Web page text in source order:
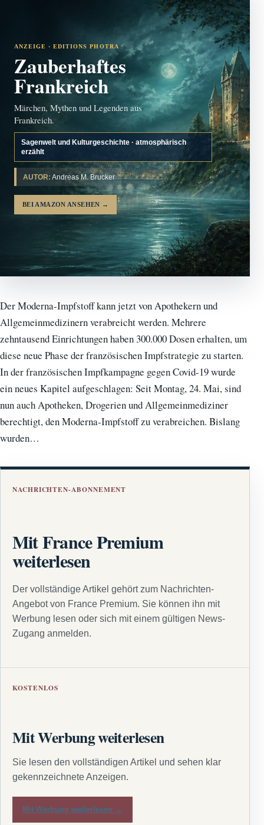
ANZEIGE · EDITIONS PHOTRA
Zauberhaftes
Frankreich
Märchen, Mythen und Legenden aus
Frankreich.
Sagenwelt und Kulturgeschichte · atmosphärisch
erzählt
AUTOR: Andreas M. Brucker
BEI AMAZON ANSEHEN →
Der Moderna-Impfstoff kann jetzt von Apothekern und
Allgemeinmedizinern verabreicht werden. Mehrere
zehntausend Einrichtungen haben 300.000 Dosen erhalten, um
diese neue Phase der französischen Impfstrategie zu starten.
In der französischen Impfkampagne gegen Covid-19 wurde
ein neues Kapitel aufgeschlagen: Seit Montag, 24. Mai, sind
nun auch Apotheken, Drogerien und Allgemeinmediziner
berechtigt, den Moderna-Impfstoff zu verabreichen. Bislang
wurden…
NACHRICHTEN-ABONNEMENT
Mit France Premium
weiterlesen
Der vollständige Artikel gehört zum Nachrichten-
Angebot von France Premium. Sie können ihn mit
Werbung lesen oder sich mit einem gültigen News-
Zugang anmelden.
KOSTENLOS
Mit Werbung weiterlesen
Sie lesen den vollständigen Artikel und sehen klar
gekennzeichnete Anzeigen.
Mit Werbung weiterlesen →